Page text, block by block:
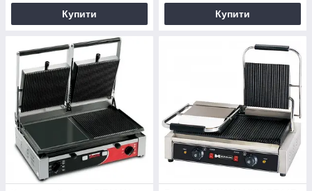
Купити Купити